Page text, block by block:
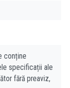
acum!
conține
specificații ale
fără preaviz,